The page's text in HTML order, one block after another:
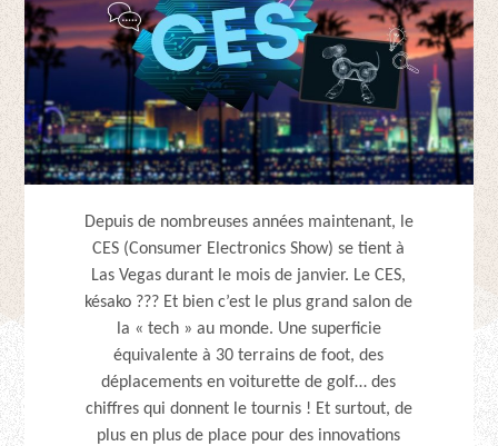
Depuis de nombreuses années maintenant, le
CES (Consumer Electronics Show) se tient à
Las Vegas durant le mois de janvier. Le CES,
késako ??? Et bien c’est le plus grand salon de
la « tech » au monde. Une superficie
équivalente à 30 terrains de foot, des
déplacements en voiturette de golf… des
chiffres qui donnent le tournis ! Et surtout, de
plus en plus de place pour des innovations